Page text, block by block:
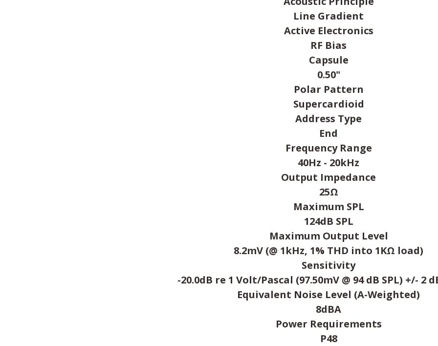
Line Gradient
Active Electronics
RF Bias
Capsule
0.50"
Polar Pattern
Supercardioid
Address Type
End
Frequency Range
40Hz - 20kHz
Output Impedance
25Ω
Maximum SPL
124dB SPL
Maximum Output Level
8.2mV (@ 1kHz, 1% THD into 1KΩ load)
Sensitivity
-20.0dB re 1 Volt/Pascal (97.50mV @ 94 dB SPL) +/- 2
Equivalent Noise Level (A-Weighted)
8dBA
Power Requirements
P48